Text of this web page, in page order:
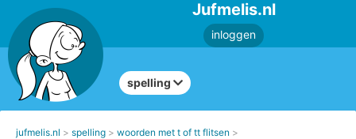
Jufmelis.nl
inloggen
spelling
jufmelis.nl spelling
woorden met t of tt flitsen